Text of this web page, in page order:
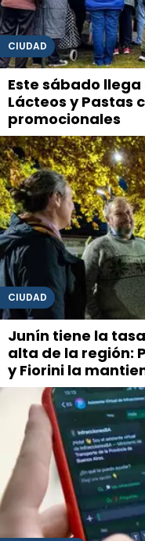
CIUDAD
Este sábado
Lácteos y Pastas
promocionales
CIUDAD
Junín tiene la
alta de la región:
y Fiorini la